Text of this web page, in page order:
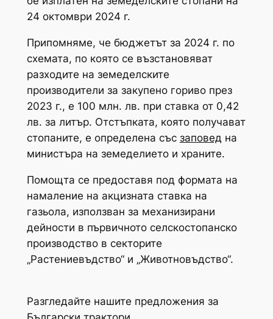
24 октомври 2024 г.
Припомняме, че бюджетът за 2024 г. по
схемата, по която се възстановяват
разходите на земеделските
производители за закупено гориво през
2023 г., е 100 млн. лв. при ставка от 0,42
лв. за литър. Отстъпката, която получават
стопаните, е определена със заповед на
министъра на земеделието и храните.
Помощта се предоставя под формата на
намаление на акцизната ставка на
газьола, използван за механизирани
дейности в първичното селскостопанско
производство в секторите
„Растениевъдство“ и „Животновъдство“.
Разгледайте нашите предложения за